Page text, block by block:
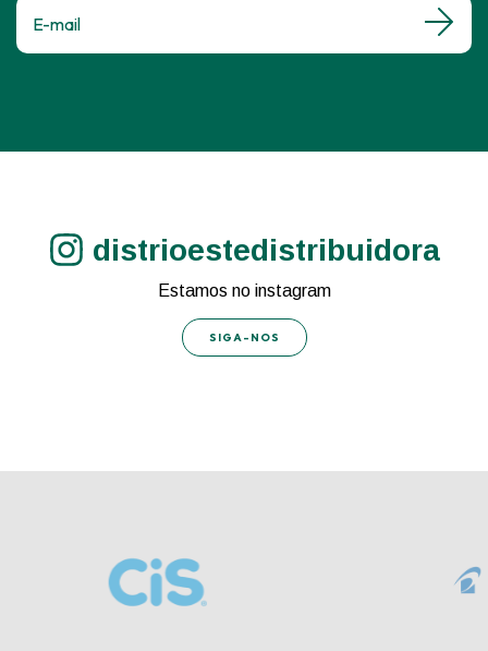
distrioestedistribuidora
Estamos no instagram
SIGA-NOS